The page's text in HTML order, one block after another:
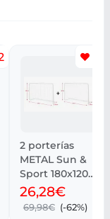
2 porterías
METAL Sun &
Sport 180x120
cm a 26,24 €
26,28€
69,98€ (-62%)